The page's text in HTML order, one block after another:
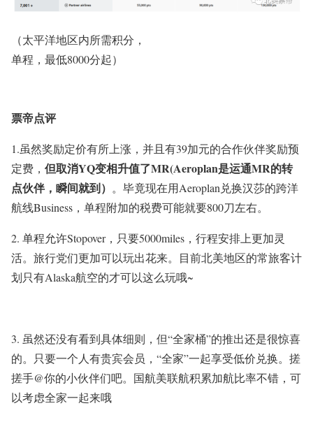
（太平洋地区内所需积分，
单程，最低8000分起）
票帝点评
1.虽然奖励定价有所上涨，并且有39加元的合作伙伴奖励预
定费， 但取消YQ变相升值了MR(Aeroplan是运通MR的转
点伙伴，瞬间就到） 。毕竟现在用Aeroplan兑换汉莎的跨洋
航线Business，单程附加的税费可能就要800刀左右。
2. 单程允许Stopover，只要5000miles，行程安排上更加灵
活。旅行党们更加可以玩出花来。目前北美地区的常旅客计
划只有Alaska航空的才可以这么玩哦~
3. 虽然还没有看到具体细则，但“全家桶”的推出还是很惊喜
的。只要一个人有贵宾会员，“全家”一起享受低价兑换。搓
搓手@你的小伙伴们吧。国航美联航积累加航比率不错，可
以考虑全家一起来哦